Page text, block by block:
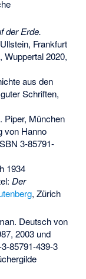
der Erde.
Frankfurt
Wuppertal 2020,
aus den
Schriften,
Piper, München
von Hanno
3-85791-
1934
Der
, Zürich
Deutsch von
2003 und
85791-439-3